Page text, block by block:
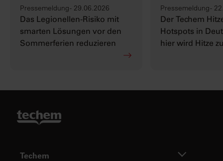
Pressemeldung - 29.06.2026
Das Legionellen-Risiko mit
smarten Lösungen vor den
Sommerferien reduzieren
Pressemeldung -
Der Techem
Hotspots in
hier wird Hitze
Techem